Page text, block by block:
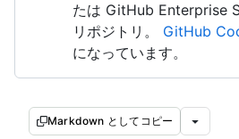
たは GitHub Enterprise
リポジトリ。 GitHub
になっています。
Markdown としてコピー